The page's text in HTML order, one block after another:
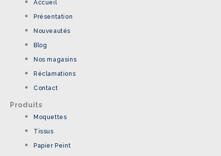
Accueil
Présentation
Nouveautés
Blog
Nos magasins
Réclamations
Contact
Produits
Moquettes
Tissus
Papier Peint